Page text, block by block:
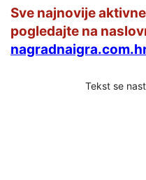
Sve najnovije
pogledajte na
Tekst se